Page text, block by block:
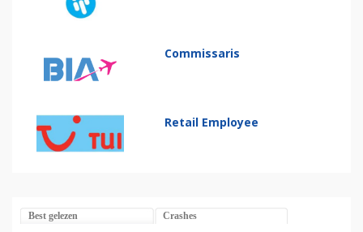
Commissaris
Retail Employee
Best gelezen Crashes